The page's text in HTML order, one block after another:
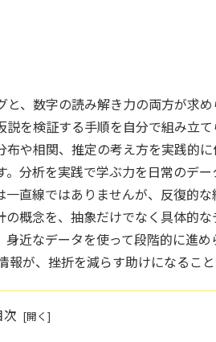
、数字の読み解き力の両方が求
を検証する手順を自分で組み立て
や相関、推定の考え方を実践的
分析を実践で学ぶ力を日常のデ
直線ではありませんが、反復的
概念を、抽象だけでなく具体的
近なデータを使って段階的に進
が、挫折を減らす助けになること
次